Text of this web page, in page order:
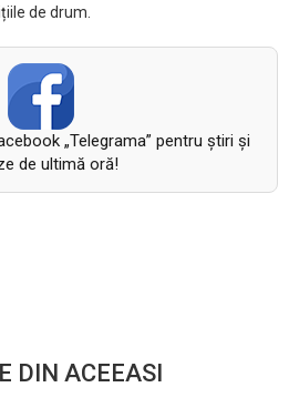
de drum.
„Telegrama” pentru ştiri şi
de ultimă oră!
DIN ACEEASI